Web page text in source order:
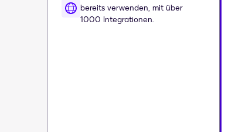
bereits verwenden, mit über
1000 Integrationen.